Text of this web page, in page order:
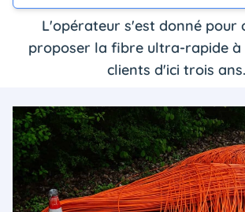
L'opérateur s'est donné pour
proposer la fibre ultra-rapide à
clients d'ici trois ans.